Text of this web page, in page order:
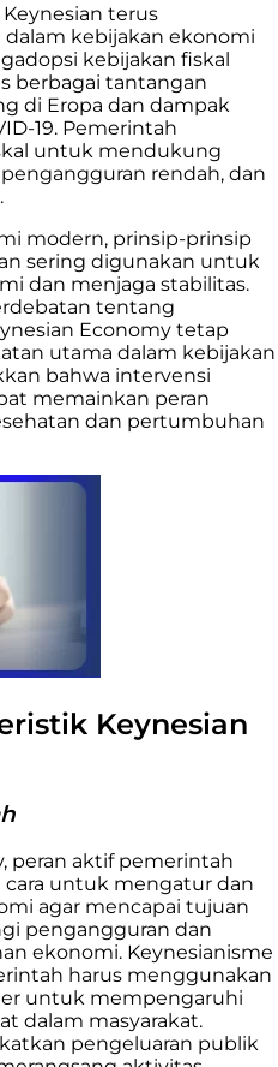
terus
kebijakan ekonomi
kebijakan fiskal
berbagai tantangan
di Eropa dan dampak
19. Pemerintah
untuk mendukung
rendah, dan
modern, prinsip-prinsip
sering digunakan untuk
dan menjaga stabilitas.
tentang
Economy tetap
utama dalam kebijakan
bahwa intervensi
memainkan peran
dan pertumbuhan
Keynesian
peran aktif pemerintah
untuk mengatur dan
agar mencapai tujuan
pengangguran dan
ekonomi. Keynesianisme
harus menggunakan
untuk mempengaruhi
dalam masyarakat.
pengeluaran publik